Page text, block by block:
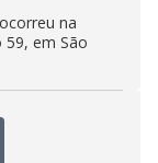
na
em São